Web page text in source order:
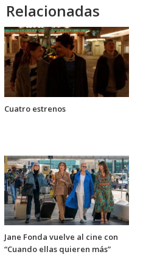
Relacionadas
Cuatro estrenos
Jane Fonda vuelve al cine con
“Cuando ellas quieren más”